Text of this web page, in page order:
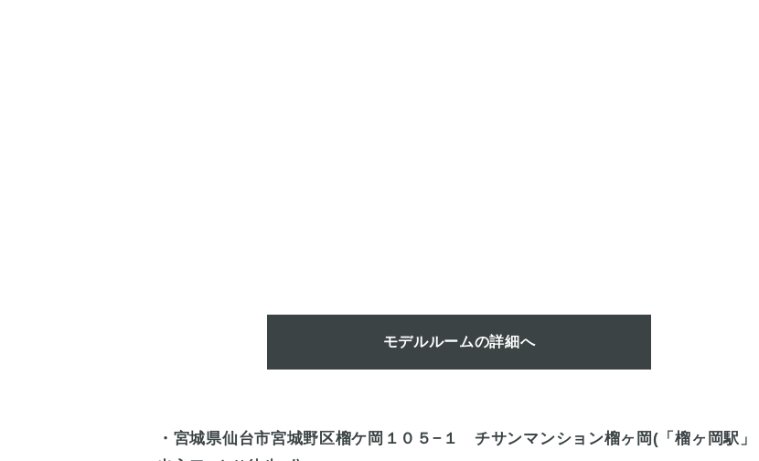
モデルルームの詳細へ
・宮城県仙台市宮城野区榴ケ岡１０５−１ チサンマンション榴ヶ岡(「榴ヶ岡駅」